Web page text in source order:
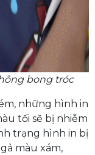
bong tróc
những hình in
tối sẽ bị nhiễm
trạng hình in bị
màu xám,